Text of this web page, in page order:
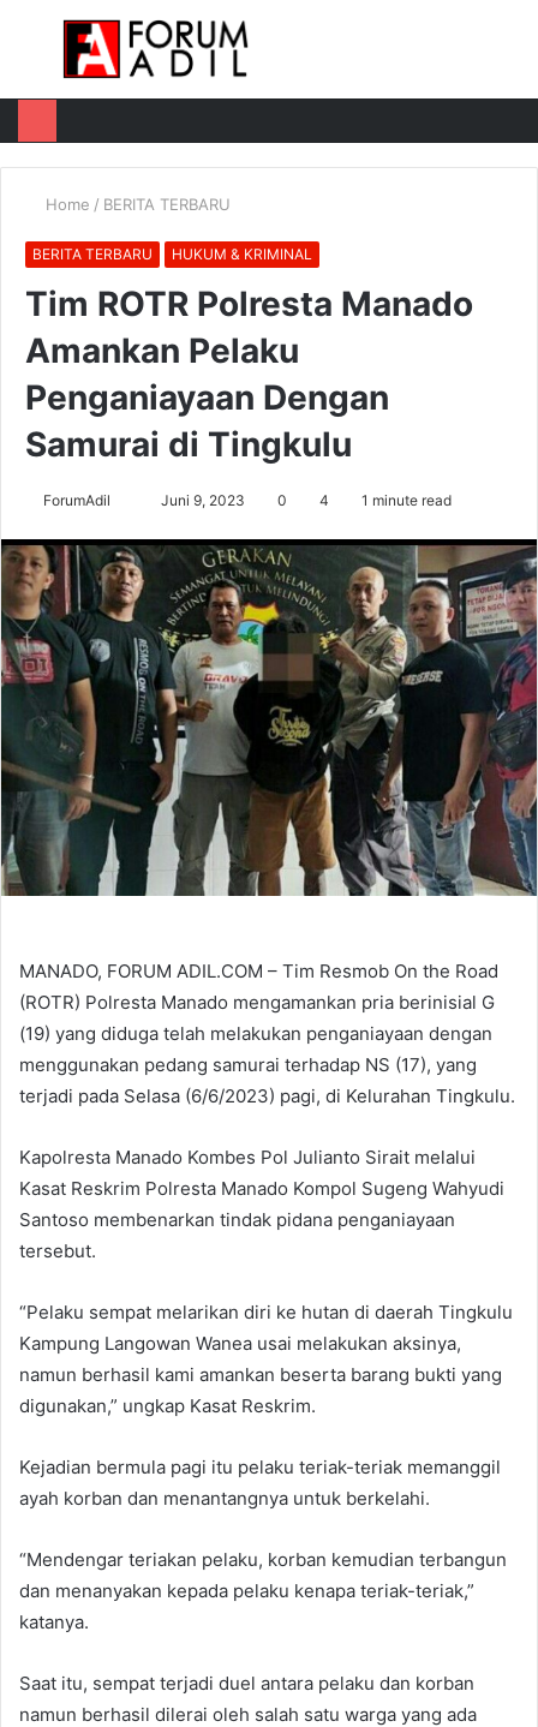
Menu
Home / BERITA TERBARU
BERITA TERBARU HUKUM & KRIMINAL
Tim ROTR Polresta Manado
Amankan Pelaku
Penganiayaan Dengan
Samurai di Tingkulu
ForumAdil
email
Juni 9, 2023 0 4 1 minute read
MANADO, FORUM ADIL.COM – Tim Resmob On the Road
(ROTR) Polresta Manado mengamankan pria berinisial G
(19) yang diduga telah melakukan penganiayaan dengan
menggunakan pedang samurai terhadap NS (17), yang
terjadi pada Selasa (6/6/2023) pagi, di Kelurahan Tingkulu.
Kapolresta Manado Kombes Pol Julianto Sirait melalui
Kasat Reskrim Polresta Manado Kompol Sugeng Wahyudi
Santoso membenarkan tindak pidana penganiayaan
tersebut.
“Pelaku sempat melarikan diri ke hutan di daerah Tingkulu
Kampung Langowan Wanea usai melakukan aksinya,
namun berhasil kami amankan beserta barang bukti yang
digunakan,” ungkap Kasat Reskrim.
Kejadian bermula pagi itu pelaku teriak-teriak memanggil
ayah korban dan menantangnya untuk berkelahi.
“Mendengar teriakan pelaku, korban kemudian terbangun
dan menanyakan kepada pelaku kenapa teriak-teriak,”
katanya.
Saat itu, sempat terjadi duel antara pelaku dan korban
namun berhasil dilerai oleh salah satu warga yang ada